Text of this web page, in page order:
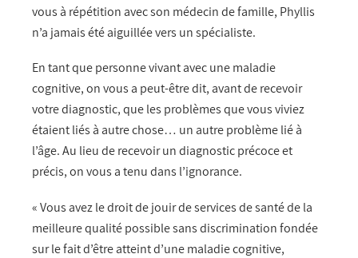
vous à répétition avec son médecin de famille, Phyllis
n’a jamais été aiguillée vers un spécialiste.
En tant que personne vivant avec une maladie
cognitive, on vous a peut-être dit, avant de recevoir
votre diagnostic, que les problèmes que vous viviez
étaient liés à autre chose… un autre problème lié à
l’âge. Au lieu de recevoir un diagnostic précoce et
précis, on vous a tenu dans l’ignorance.
« Vous avez le droit de jouir de services de santé de la
meilleure qualité possible sans discrimination fondée
sur le fait d’être atteint d’une maladie cognitive,